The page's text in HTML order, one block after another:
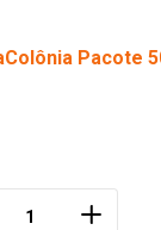
Pacote
＋